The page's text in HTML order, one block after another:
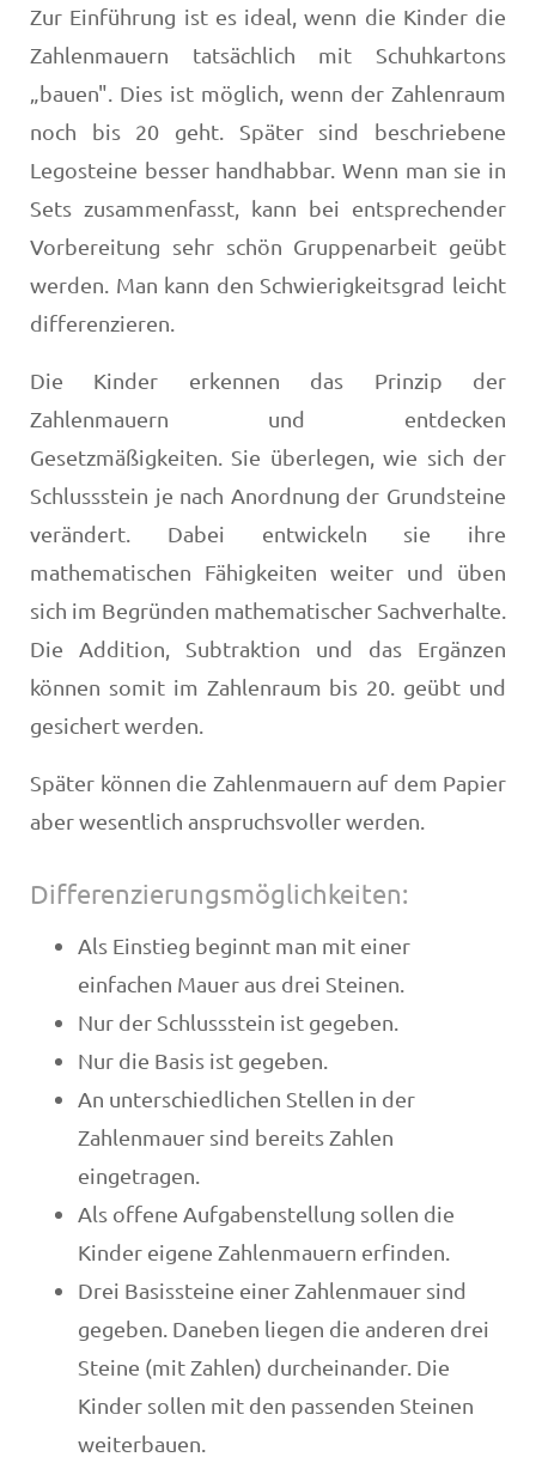
Zur Einführung ist es ideal, wenn die Kinder die
Zahlenmauern tatsächlich mit Schuhkartons
„bauen". Dies ist möglich, wenn der Zahlenraum
noch bis 20 geht. Später sind beschriebene
Legosteine besser handhabbar. Wenn man sie in
Sets zusammenfasst, kann bei entsprechender
Vorbereitung sehr schön Gruppenarbeit geübt
werden. Man kann den Schwierigkeitsgrad leicht
differenzieren.
Die Kinder erkennen das Prinzip der
Zahlenmauern und entdecken
Gesetzmäßigkeiten. Sie überlegen, wie sich der
Schlussstein je nach Anordnung der Grundsteine
verändert. Dabei entwickeln sie ihre
mathematischen Fähigkeiten weiter und üben
sich im Begründen mathematischer Sachverhalte.
Die Addition, Subtraktion und das Ergänzen
können somit im Zahlenraum bis 20. geübt und
gesichert werden.
Später können die Zahlenmauern auf dem Papier
aber wesentlich anspruchsvoller werden.
Differenzierungsmöglichkeiten:
Als Einstieg beginnt man mit einer
einfachen Mauer aus drei Steinen.
Nur der Schlussstein ist gegeben.
Nur die Basis ist gegeben.
An unterschiedlichen Stellen in der
Zahlenmauer sind bereits Zahlen
eingetragen.
Als offene Aufgabenstellung sollen die
Kinder eigene Zahlenmauern erfinden.
Drei Basissteine einer Zahlenmauer sind
gegeben. Daneben liegen die anderen drei
Steine (mit Zahlen) durcheinander. Die
Kinder sollen mit den passenden Steinen
weiterbauen.